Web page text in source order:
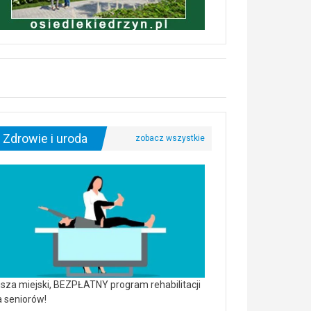
Zdrowie i uroda
miejski, BEZPŁATNY program rehabilitacji
seniorów!